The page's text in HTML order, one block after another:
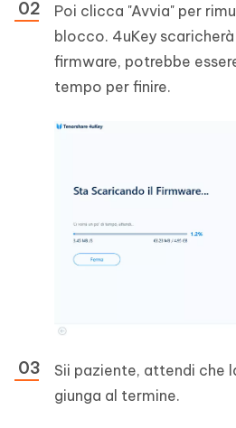
Poi clicca "Avvia" per
blocco. 4uKey
firmware, potrebbe
tempo per finire.
Sii paziente, attendi che
giunga al termine.